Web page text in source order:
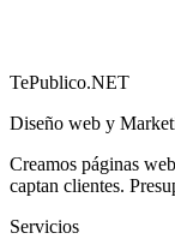
→
TePublico.NET
Diseño web y
Creamos páginas
captan clientes.
Servicios